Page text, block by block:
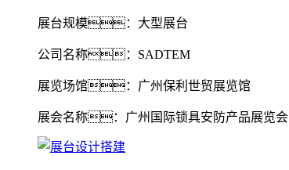
展台规模：大型展台
公司名称：SADTEM
展览场馆：广州保利世贸展览馆
展会名称：广州国际锁具安防产品展览会